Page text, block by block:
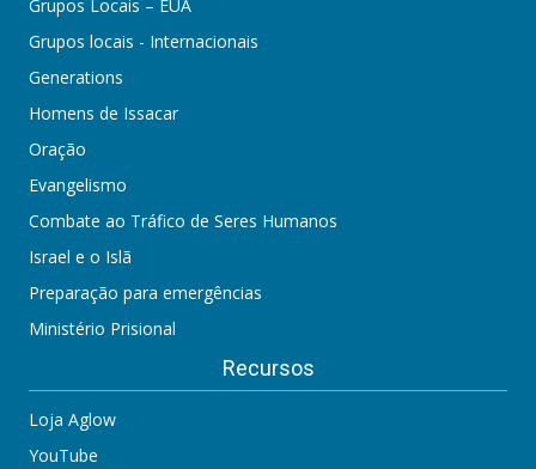
Grupos Locais – EUA
Grupos locais - Internacionais
Generations
Homens de Issacar
Oração
Evangelismo
Combate ao Tráfico de Seres Humanos
Israel e o Islã
Preparação para emergências
Ministério Prisional
Recursos
Loja Aglow
YouTube